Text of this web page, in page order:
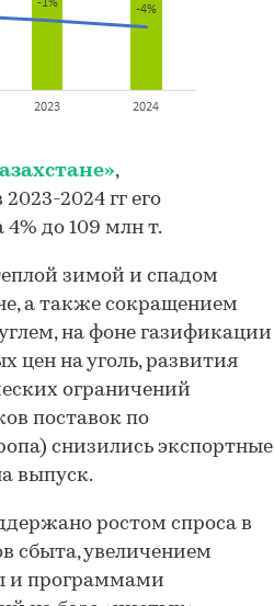
,
2024 гг его
4% до 109 млн т.
зимой и спадом
а также сокращением
на фоне газификации
цен на уголь, развития
ограничений
поставок по
снизились экспортные
выпуск.
ростом спроса в
сбыта, увеличением
и программами